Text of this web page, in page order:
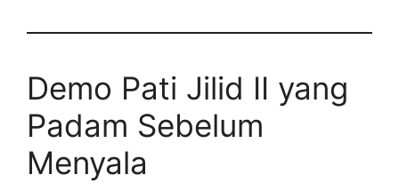
Demo Pati Jilid II yang
Padam Sebelum
Menyala